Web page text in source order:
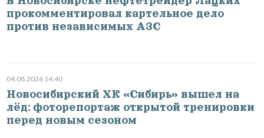
прокомментировал картельное дело
против независимых АЗС
04.08.2026 14:40
Новосибирский ХК «Сибирь» вышел на
лёд: фоторепортаж открытой тренировки
перед новым сезоном